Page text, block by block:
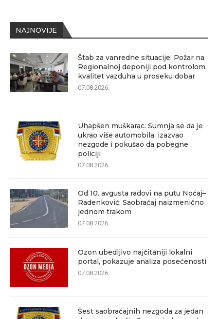
NAJNOVIJE
Štab za vanredne situacije: Požar na
Regionalnoj deponiji pod kontrolom,
kvalitet vazduha u proseku dobar
07.08.2026.
Uhapšen muškarac: Sumnja se da je
ukrao više automobila, izazvao
nezgode i pokušao da pobegne
policiji
07.08.2026.
Od 10. avgusta radovi na putu Noćaj–
Radenković: Saobraćaj naizmenično
jednom trakom
07.08.2026.
Ozon ubedljivo najčitaniji lokalni
portal, pokazuje analiza posećenosti
07.08.2026.
Šest saobraćajnih nezgoda za jedan